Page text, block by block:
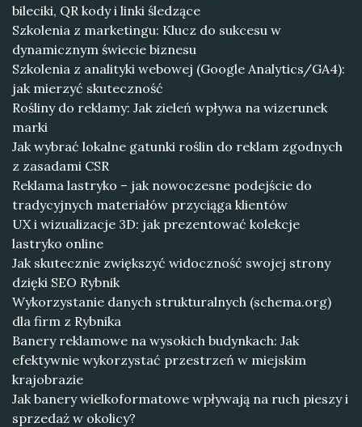
bileciki, QR kody i linki śledzące
Szkolenia z marketingu: Klucz do sukcesu w
dynamicznym świecie biznesu
Szkolenia z analityki webowej (Google Analytics/GA4):
jak mierzyć skuteczność
Rośliny do reklamy: Jak zieleń wpływa na wizerunek
marki
Jak wybrać lokalne gatunki roślin do reklam zgodnych
z zasadami CSR
Reklama lastryko – jak nowoczesne podejście do
tradycyjnych materiałów przyciąga klientów
UX i wizualizacje 3D: jak prezentować kolekcje
lastryko online
Jak skutecznie zwiększyć widoczność swojej strony
dzięki SEO Rybnik
Wykorzystanie danych strukturalnych (schema.org)
dla firm z Rybnika
Banery reklamowe na wysokich budynkach: Jak
efektywnie wykorzystać przestrzeń w miejskim
krajobrazie
Jak banery wielkoformatowe wpływają na ruch pieszy i
sprzedaż w okolicy?